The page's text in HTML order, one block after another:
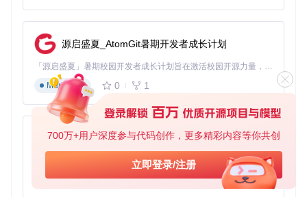
700万+用户深度参与代码创作，更多精彩内容等你共创
立即登录/注册
A: 实现即时验证而非仅在提交时验证，提供明确的错误提示和
修复建议，使用视觉反馈（颜色、图标）强化验证状态。
二、框架应用：现代前端框架实战
4. 构建单页应用：React路由与状态管理实践
随着前端应用复杂度提升，单页应用已成为主流。本项目将使
用React构建一个功能完善的单页应用，掌握路由管理和状态
源启盛夏_AtomGit暑期开发者成长计划
「源启盛夏」暑期校园开发者成长计划旨在激活校园开源力量，通过积分激励、认证扶持、资源倾斜等形式，引导高校组织和开发者完成「入驻 — 建项目 — 做贡献 — 获认证 — 得资源」的完整闭环。无论你是想带领社团入驻平台的组织者，还是希望用代码贡献证明自己的开发者，都能在这里找到属于你的成长路径。
Markdown
0 1
py-xiaozhi
基于Python的Xiaozhi AI，适用于想要完整Xiaozhi体验而无需拥有专用硬件的用户。
Python
0 1